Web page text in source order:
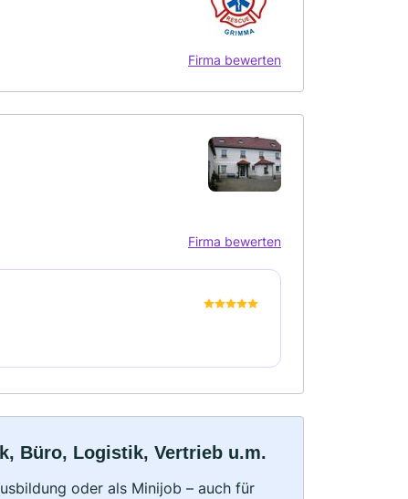
Firma bewerten
Firma bewerten
Büro, Logistik, Vertrieb u.m.
oder als Minijob – auch für